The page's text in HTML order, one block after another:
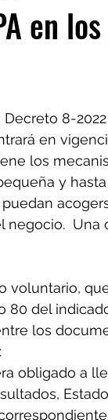
en
8-
en
los
y
negocio.
voluntario,
80 del
los
obligado a